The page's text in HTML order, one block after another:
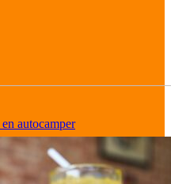
autocamper